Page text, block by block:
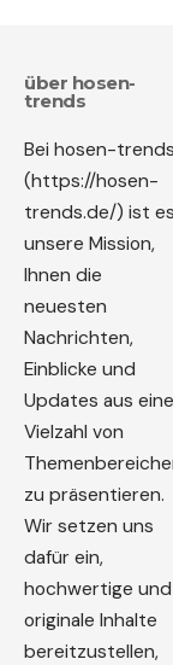
über hosen-
trends
Bei hosen-trends
(https://hosen-
trends.de/) ist es
unsere Mission,
Ihnen die
neuesten
Nachrichten,
Einblicke und
Updates aus
Vielzahl von
zu präsentieren.
Wir setzen uns
dafür ein,
hochwertige und
originale Inhalte
bereitzustellen,